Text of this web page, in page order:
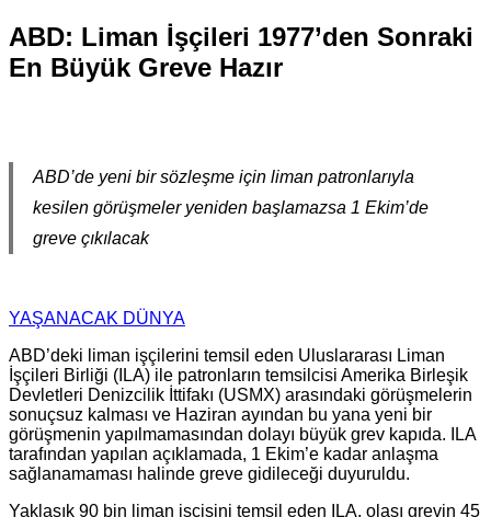
ABD: Liman İşçileri 1977’den Sonraki
En Büyük Greve Hazır
ABD’de yeni bir sözleşme için liman patronlarıyla
kesilen görüşmeler yeniden başlamazsa 1 Ekim’de
greve çıkılacak
YAŞANACAK DÜNYA
ABD’deki liman işçilerini temsil eden Uluslararası Liman
İşçileri Birliği (ILA) ile patronların temsilcisi Amerika Birleşik
Devletleri Denizcilik İttifakı (USMX) arasındaki görüşmelerin
sonuçsuz kalması ve Haziran ayından bu yana yeni bir
görüşmenin yapılmamasından dolayı büyük grev kapıda. ILA
tarafından yapılan açıklamada, 1 Ekim’e kadar anlaşma
sağlanamaması halinde greve gidileceği duyuruldu.
Yaklaşık 90 bin liman işçisini temsil eden ILA, olası grevin 45